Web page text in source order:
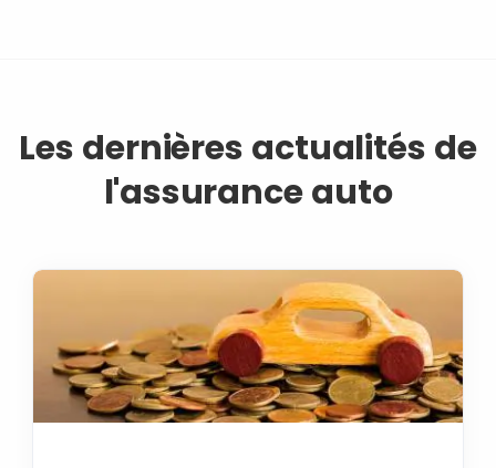
Les dernières actualités de
l'assurance auto